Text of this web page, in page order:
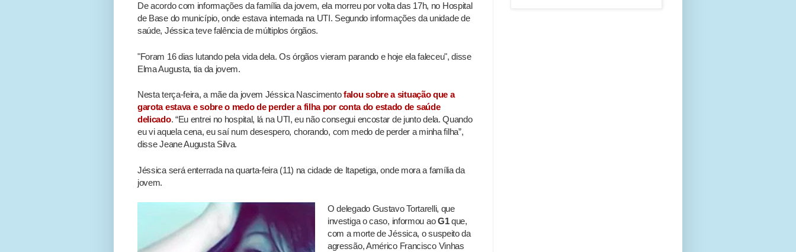
De acordo com informações da família da jovem, ela morreu por volta das 17h, no Hospital
de Base do município, onde estava internada na UTI. Segundo informações da unidade de
saúde, Jéssica teve falência de múltiplos órgãos.
"Foram 16 dias lutando pela vida dela. Os órgãos vieram parando e hoje ela faleceu", disse
Elma Augusta, tia da jovem.
Nesta terça-feira, a mãe da jovem Jéssica Nascimentofalou sobre a situação que a
garota estava e sobre o medo de perder a filha por conta do estado de saúde
delicado. “Eu entrei no hospital, lá na UTI, eu não consegui encostar de junto dela. Quando
eu vi aquela cena, eu saí num desespero, chorando, com medo de perder a minha filha”,
disse Jeane Augusta Silva.
Jéssica será enterrada na quarta-feira (11) na cidade de Itapetiga, onde mora a família da
jovem.
O delegado Gustavo Tortarelli, que
investiga o caso, informou aoG1que,
com a morte de Jéssica, o suspeito da
agressão, Américo Francisco Vinhas